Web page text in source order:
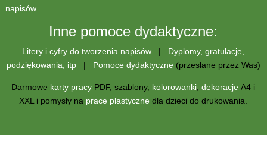
napisów
Inne pomoce dydaktyczne:
Litery i cyfry do tworzenia napisów | Dyplomy, gratulacje,
podziękowania, itp| Pomoce dydaktyczne (przesłane przez Was)
Darmowe karty pracy PDF, szablony, kolorowanki ,dekoracje A4 i
XXL i pomysły na prace plastyczne dla dzieci do drukowania.